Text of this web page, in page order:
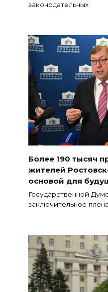
законодательных
Более 190 тысяч
жителей
основой для
Государственной
заключительное